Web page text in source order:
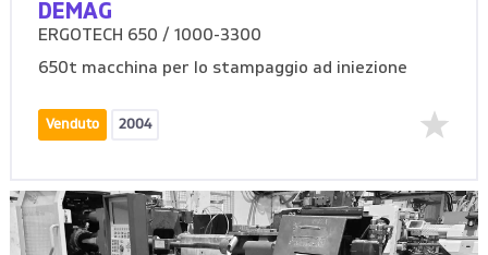
DEMAG
ERGOTECH 650 / 1000-3300
650t macchina per lo stampaggio ad iniezione
Venduto 2004